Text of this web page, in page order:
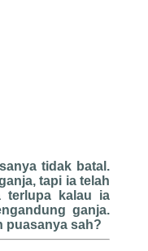
tidak batal.
tapi ia telah
terlupa kalau ia
ganja.
puasanya sah?